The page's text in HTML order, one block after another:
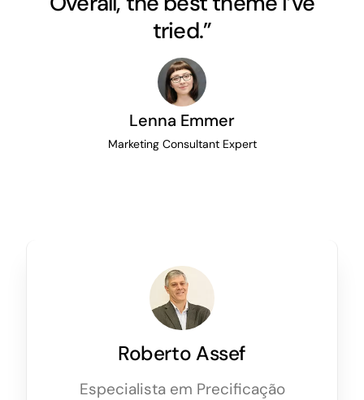
tried.”
Lenna Emmer
Marketing Consultant Expert
Roberto Assef
Especialista em Precificação